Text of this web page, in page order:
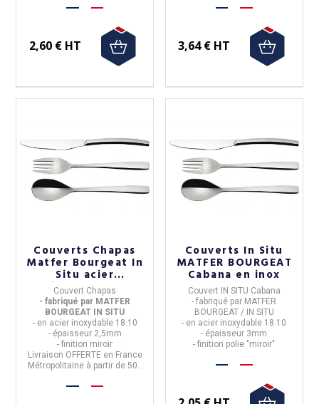
2,60 € HT 3,64 € HT
Couverts Chapas
Matfer Bourgeat In
Situ acier
inoxydable
Couvert Chapas
- fabriqué par MATFER
BOURGEAT IN SITU
- en acier inoxydable 18.10
- épaisseur 2,5mm
- finition miroir
Livraison OFFERTE en France
Métropolitaine à partir de 50€
Couverts In Situ
MATFER BOURGEAT
Cabana en inox
Couvert
IN SITU Cabana
- fabriqué par MATFER
BOURGEAT / IN SITU
- en acier inoxydable 18.10
- épaisseur 3mm
- finition polie "miroir"